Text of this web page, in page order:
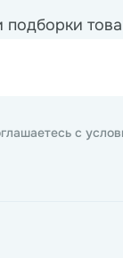
подборки
с